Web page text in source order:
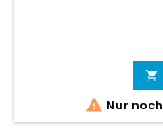

 Nur